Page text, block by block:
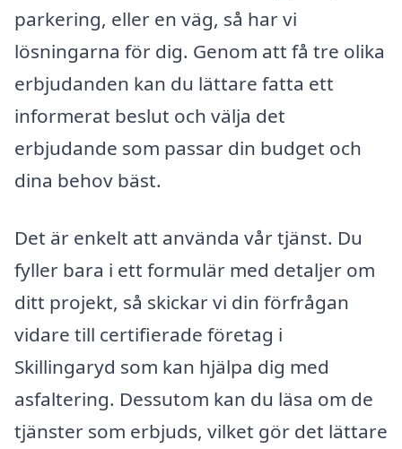
parkering, eller en väg, så har vi
lösningarna för dig. Genom att få tre olika
erbjudanden kan du lättare fatta ett
informerat beslut och välja det
erbjudande som passar din budget och
dina behov bäst.
Det är enkelt att använda vår tjänst. Du
fyller bara i ett formulär med detaljer om
ditt projekt, så skickar vi din förfrågan
vidare till certifierade företag i
Skillingaryd som kan hjälpa dig med
asfaltering. Dessutom kan du läsa om de
tjänster som erbjuds, vilket gör det lättare